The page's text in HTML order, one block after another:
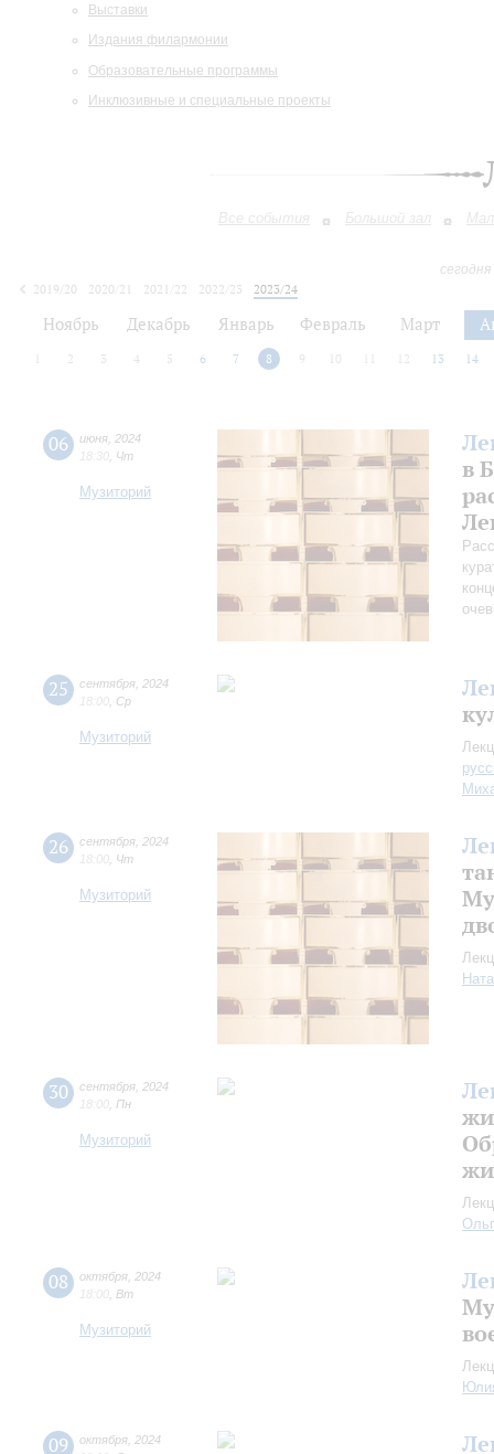
Выставки
Издания филармонии
Образовательные программы
Инклюзивные и специальные проекты
Все события Большой зал
2019/20
2020/21 2021/22 2022/23
2023/24
Ноябрь Декабрь Январь Февраль Март
2 3 4 5 6 7 8 9 10 12 13 14
06 июня 2024
18:30 Чт
Музиторий
в
25 сентября 2024
18:00 Ср
Музиторий
26 сентября 2024
18:00 Чт
Музиторий
30 сентября 2024
18:00 Пн
Музиторий
08 октября 2024
18:00 Вт
Музиторий
09 октября 2024